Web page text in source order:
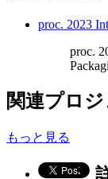
proc. 2023
proc.
関連プロジ
もっと見る